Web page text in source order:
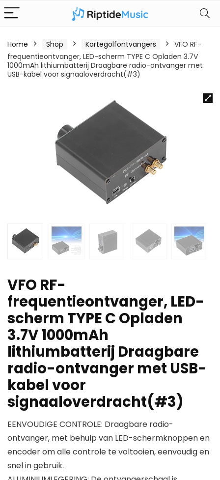
Home Shop Kortegolfontvangers
VFO RF-
frequentieontvanger, LED-scherm TYPE C Opladen 3.7V
1000mAh lithiumbatterij Draagbare radio-ontvanger met
USB-kabel voor signaaloverdracht(#3)
VFO RF-
frequentieontvanger, LED-
scherm TYPE C Opladen
3.7V 1000mAh
lithiumbatterij Draagbare
radio-ontvanger met USB-
kabel voor
signaaloverdracht(#3)
EENVOUDIGE CONTROLE: Draagbare radio-
ontvanger, met behulp van LED-schermknoppen en
encoder om alle controle te voltooien, eenvoudig en
snel in gebruik.